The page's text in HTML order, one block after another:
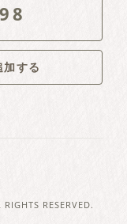
する
RESERVED.